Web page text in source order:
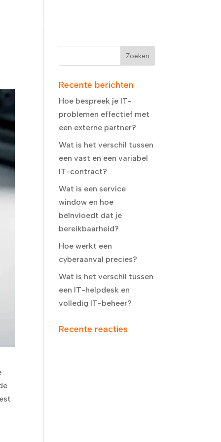
Vraag informatie aan
Recente berichten
Hoe bespreek je IT-
problemen effectief met
een externe partner?
Wat is het verschil tussen
een vast en een variabel
IT-contract?
Wat is een service
window en hoe
beïnvloedt dat je
bereikbaarheid?
Hoe werkt een
cyberaanval precies?
Wat is het verschil tussen
een IT-helpdesk en
volledig IT-beheer?
Recente reacties